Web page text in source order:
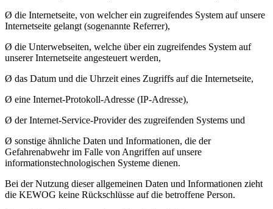
Ø die Internetseite, von welcher ein zugreifendes System auf unsere
Internetseite gelangt (sogenannte Referrer),
Ø die Unterwebseiten, welche über ein zugreifendes System auf
unserer Internetseite angesteuert werden,
Ø das Datum und die Uhrzeit eines Zugriffs auf die Internetseite,
Ø eine Internet-Protokoll-Adresse (IP-Adresse),
Ø der Internet-Service-Provider des zugreifenden Systems und
Ø sonstige ähnliche Daten und Informationen, die der
Gefahrenabwehr im Falle von Angriffen auf unsere
informationstechnologischen Systeme dienen.
Bei der Nutzung dieser allgemeinen Daten und Informationen zieht
die KEWOG keine Rückschlüsse auf die betroffene Person.